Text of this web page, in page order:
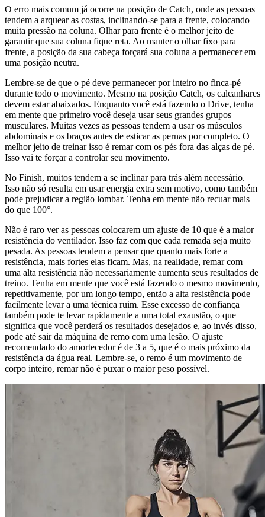
O erro mais comum já ocorre na posição de Catch, onde as pessoas
tendem a arquear as costas, inclinando-se para a frente, colocando
muita pressão na coluna. Olhar para frente é o melhor jeito de
garantir que sua coluna fique reta. Ao manter o olhar fixo para
frente, a posição da sua cabeça forçará sua coluna a permanecer em
uma posição neutra.
Lembre-se de que o pé deve permanecer por inteiro no finca-pé
durante todo o movimento. Mesmo na posição Catch, os calcanhares
devem estar abaixados. Enquanto você está fazendo o Drive, tenha
em mente que primeiro você deseja usar seus grandes grupos
musculares. Muitas vezes as pessoas tendem a usar os músculos
abdominais e os braços antes de esticar as pernas por completo. O
melhor jeito de treinar isso é remar com os pés fora das alças de pé.
Isso vai te forçar a controlar seu movimento.
No Finish, muitos tendem a se inclinar para trás além necessário.
Isso não só resulta em usar energia extra sem motivo, como também
pode prejudicar a região lombar. Tenha em mente não recuar mais
do que 100°.
Não é raro ver as pessoas colocarem um ajuste de 10 que é a maior
resistência do ventilador. Isso faz com que cada remada seja muito
pesada. As pessoas tendem a pensar que quanto mais forte a
resistência, mais fortes elas ficam. Mas, na realidade, remar com
uma alta resistência não necessariamente aumenta seus resultados de
treino. Tenha em mente que você está fazendo o mesmo movimento,
repetitivamente, por um longo tempo, então a alta resistência pode
facilmente levar a uma técnica ruim. Esse excesso de confiança
também pode te levar rapidamente a uma total exaustão, o que
significa que você perderá os resultados desejados e, ao invés disso,
pode até sair da máquina de remo com uma lesão. O ajuste
recomendado do amortecedor é de 3 a 5, que é o mais próximo da
resistência da água real. Lembre-se, o remo é um movimento de
corpo inteiro, remar não é puxar o maior peso possível.